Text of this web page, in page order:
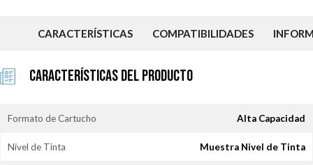
CARACTERÍSTICAS COMPATIBILIDADES
Características del Producto
Formato de Cartucho Alta Capacidad
Nivel de Tinta Muestra Nivel de Tinta